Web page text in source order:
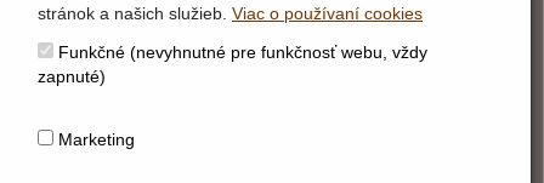
O webstránke
Správca obsahu
Vyhlásenie o cookies
stránok a našich služieb. Viac o používaní cookies
Funkčné (nevyhnutné pre funkčnosť webu, vždy
zapnuté)
Marketing